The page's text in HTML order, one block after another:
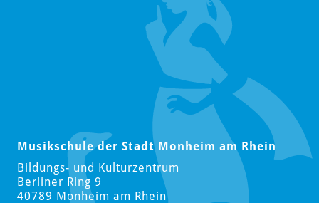
Musikschule der Stadt Monheim am Rhein
Bildungs- und Kulturzentrum
Berliner Ring 9
40789 Monheim am Rhein